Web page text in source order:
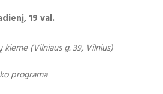
19 val.
(Vilniaus g. 39, Vilnius)
programa